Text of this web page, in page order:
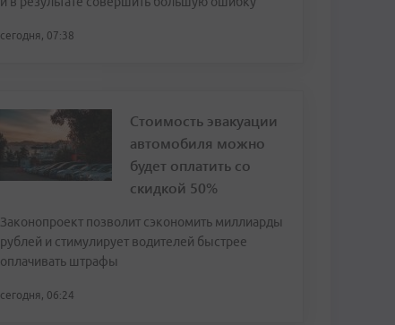
сегодня, 07:38
Стоимость эвакуации
автомобиля можно
будет оплатить со
скидкой 50%
Законопроект позволит сэкономить миллиарды
рублей и стимулирует водителей быстрее
оплачивать штрафы
сегодня, 06:24